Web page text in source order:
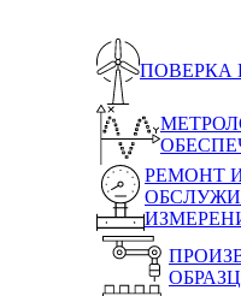
ПОВЕРКА
РЕМОНТ